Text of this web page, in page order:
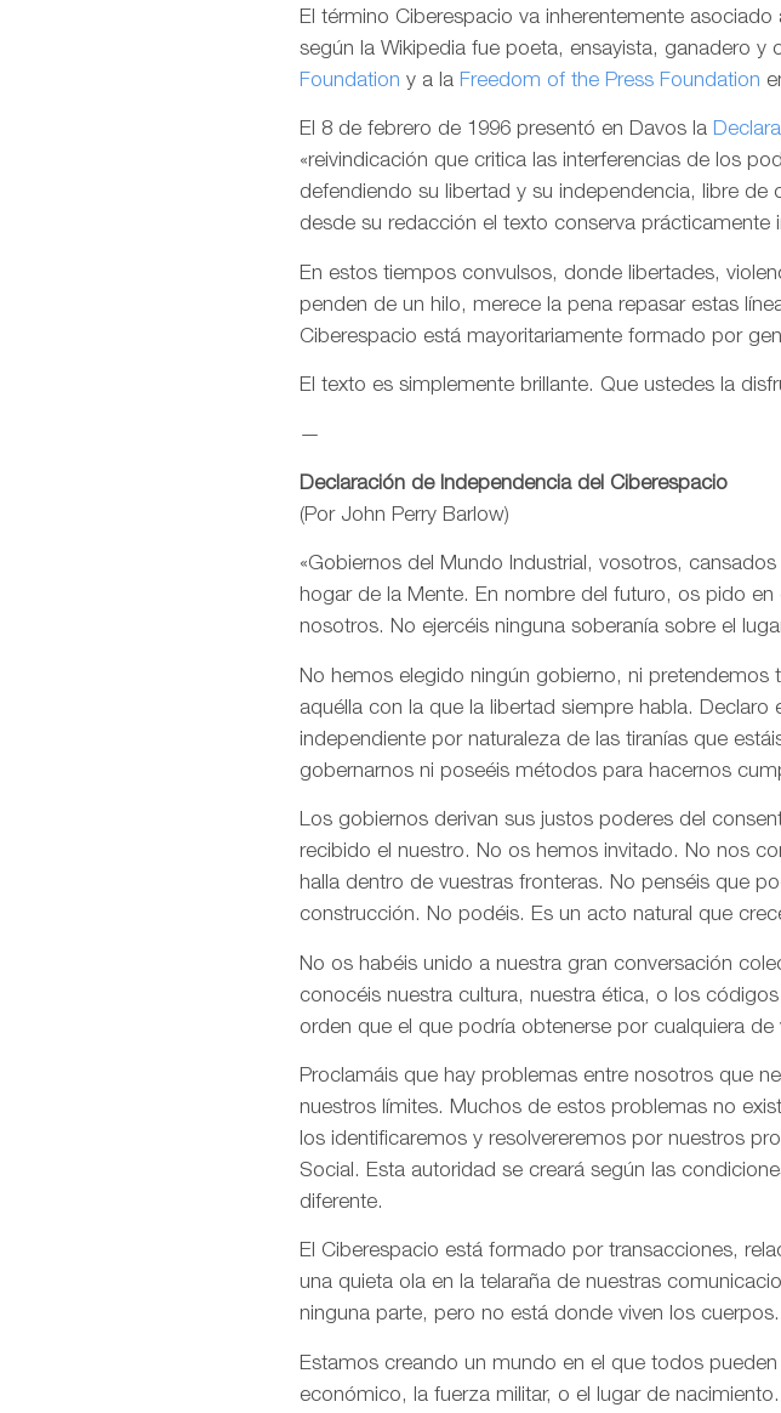
El término Ciberespacio va inherentemente asociado
según la Wikipedia fue poeta, ensayista, ganadero y
Foundation y a la Freedom of the Press Foundation
El 8 de febrero de 1996 presentó en Davos la
«reivindicación que critica las interferencias de los
defendiendo su libertad y su independencia, libre
desde su redacción el texto conserva prácticamente
En estos tiempos convulsos, donde libertades,
penden de un hilo, merece la pena repasar estas
Ciberespacio está mayoritariamente formado por
El texto es simplemente brillante. Que ustedes la
—
Declaración de Independencia del Ciberespacio
(Por John Perry Barlow)
«Gobiernos del Mundo Industrial, vosotros,
hogar de la Mente. En nombre del futuro, os pido
nosotros. No ejercéis ninguna soberanía sobre el
No hemos elegido ningún gobierno, ni
aquélla con la que la libertad siempre habla.
independiente por naturaleza de las tiranías que
gobernarnos ni poseéis métodos para hacernos
Los gobiernos derivan sus justos poderes del
recibido el nuestro. No os hemos invitado. No nos
halla dentro de vuestras fronteras. No penséis que
construcción. No podéis. Es un acto natural que
No os habéis unido a nuestra gran conversación
conocéis nuestra cultura, nuestra ética, o los
orden que el que podría obtenerse por cualquiera de
Proclamáis que hay problemas entre nosotros que
nuestros límites. Muchos de estos problemas no
los identificaremos y resolvereremos por nuestros
Social. Esta autoridad se creará según las
diferente.
El Ciberespacio está formado por transacciones,
una quieta ola en la telaraña de nuestras
ninguna parte, pero no está donde viven los cuerpos.
Estamos creando un mundo en el que todos
económico, la fuerza militar, o el lugar de nacimiento.